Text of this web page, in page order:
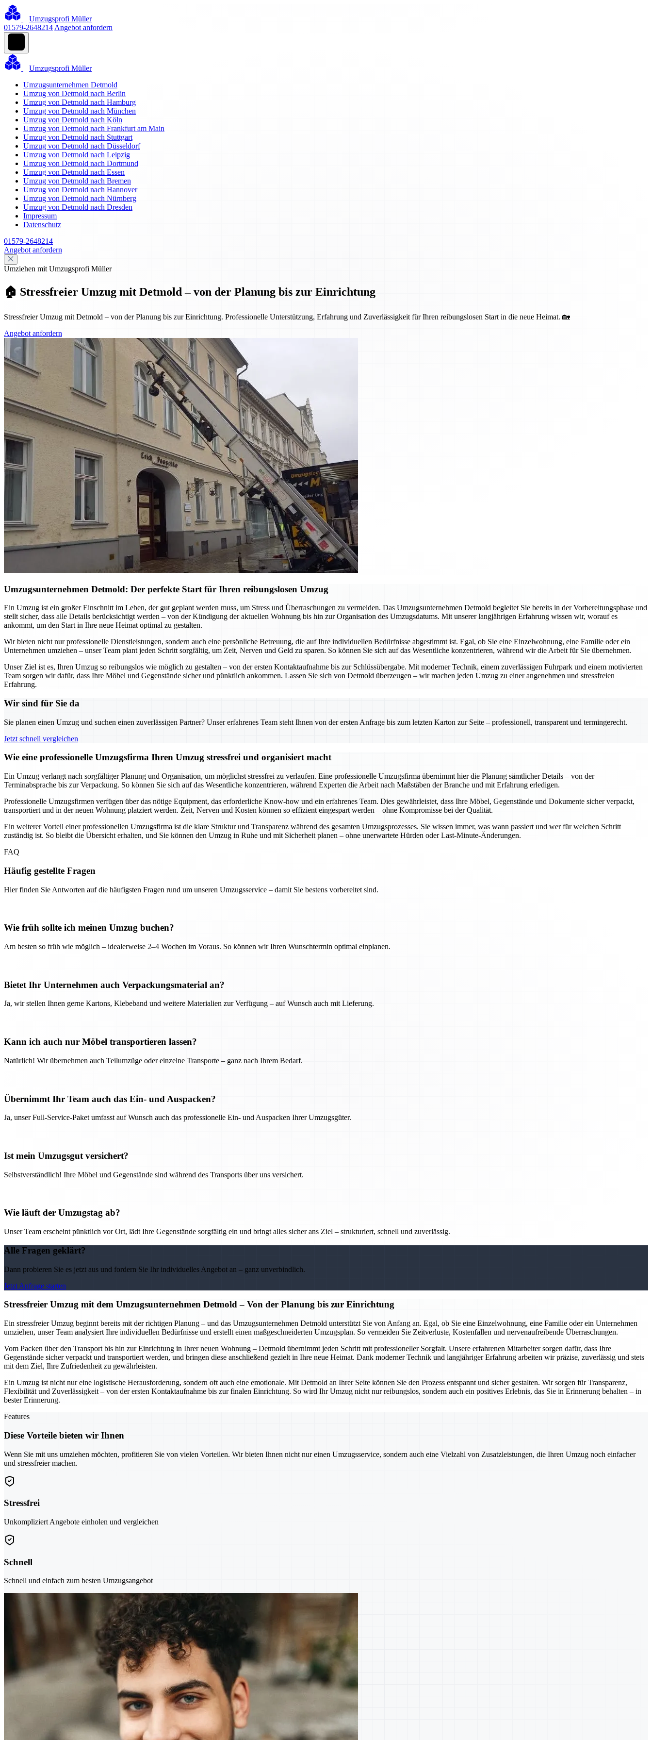
Umzugsprofi Müller
01579-2648214 Angebot anfordern
Umzugsprofi Müller
Umzugsunternehmen Detmold
Umzug von Detmold nach Berlin
Umzug von Detmold nach Hamburg
Umzug von Detmold nach München
Umzug von Detmold nach Köln
Umzug von Detmold nach Frankfurt am Main
Umzug von Detmold nach Stuttgart
Umzug von Detmold nach Düsseldorf
Umzug von Detmold nach Leipzig
Umzug von Detmold nach Dortmund
Umzug von Detmold nach Essen
Umzug von Detmold nach Bremen
Umzug von Detmold nach Hannover
Umzug von Detmold nach Nürnberg
Umzug von Detmold nach Dresden
Impressum
Datenschutz
01579-2648214
Angebot anfordern
Umziehen mit Umzugsprofi Müller
🏠 Stressfreier Umzug mit Detmold – von der Planung bis zur Einrichtung
Stressfreier Umzug mit Detmold – von der Planung bis zur Einrichtung. Professionelle Unterstützung, Erfahrung und Zuverlässigkeit für Ihren reibungslosen Start in die neue Heimat. 🏡
Angebot anfordern
Umzugsunternehmen Detmold: Der perfekte Start für Ihren reibungslosen Umzug
Ein Umzug ist ein großer Einschnitt im Leben, der gut geplant werden muss, um Stress und Überraschungen zu vermeiden. Das Umzugsunternehmen Detmold begleitet Sie bereits in der Vorbereitungsphase und
stellt sicher, dass alle Details berücksichtigt werden – von der Kündigung der aktuellen Wohnung bis hin zur Organisation des Umzugsdatums. Mit unserer langjährigen Erfahrung wissen wir, worauf es
ankommt, um den Start in Ihre neue Heimat optimal zu gestalten.
Wir bieten nicht nur professionelle Dienstleistungen, sondern auch eine persönliche Betreuung, die auf Ihre individuellen Bedürfnisse abgestimmt ist. Egal, ob Sie eine Einzelwohnung, eine Familie oder ein
Unternehmen umziehen – unser Team plant jeden Schritt sorgfältig, um Zeit, Nerven und Geld zu sparen. So können Sie sich auf das Wesentliche konzentrieren, während wir die Arbeit für Sie übernehmen.
Unser Ziel ist es, Ihren Umzug so reibungslos wie möglich zu gestalten – von der ersten Kontaktaufnahme bis zur Schlüssübergabe. Mit moderner Technik, einem zuverlässigen Fuhrpark und einem motivierten
Team sorgen wir dafür, dass Ihre Möbel und Gegenstände sicher und pünktlich ankommen. Lassen Sie sich von Detmold überzeugen – wir machen jeden Umzug zu einer angenehmen und stressfreien
Erfahrung.
Wir sind für Sie da
Sie planen einen Umzug und suchen einen zuverlässigen Partner? Unser erfahrenes Team steht Ihnen von der ersten Anfrage bis zum letzten Karton zur Seite – professionell, transparent und termingerecht.
Jetzt schnell vergleichen
Wie eine professionelle Umzugsfirma Ihren Umzug stressfrei und organisiert macht
Ein Umzug verlangt nach sorgfältiger Planung und Organisation, um möglichst stressfrei zu verlaufen. Eine professionelle Umzugsfirma übernimmt hier die Planung sämtlicher Details – von der
Terminabsprache bis zur Verpackung. So können Sie sich auf das Wesentliche konzentrieren, während Experten die Arbeit nach Maßstäben der Branche und mit Erfahrung erledigen.
Professionelle Umzugsfirmen verfügen über das nötige Equipment, das erforderliche Know-how und ein erfahrenes Team. Dies gewährleistet, dass Ihre Möbel, Gegenstände und Dokumente sicher verpackt,
transportiert und in der neuen Wohnung platziert werden. Zeit, Nerven und Kosten können so effizient eingespart werden – ohne Kompromisse bei der Qualität.
Ein weiterer Vorteil einer professionellen Umzugsfirma ist die klare Struktur und Transparenz während des gesamten Umzugsprozesses. Sie wissen immer, was wann passiert und wer für welchen Schritt
zuständig ist. So bleibt die Übersicht erhalten, und Sie können den Umzug in Ruhe und mit Sicherheit planen – ohne unerwartete Hürden oder Last-Minute-Änderungen.
FAQ
Häufig gestellte Fragen
Hier finden Sie Antworten auf die häufigsten Fragen rund um unseren Umzugsservice – damit Sie bestens vorbereitet sind.
Wie früh sollte ich meinen Umzug buchen?
Am besten so früh wie möglich – idealerweise 2–4 Wochen im Voraus. So können wir Ihren Wunschtermin optimal einplanen.
Bietet Ihr Unternehmen auch Verpackungsmaterial an?
Ja, wir stellen Ihnen gerne Kartons, Klebeband und weitere Materialien zur Verfügung – auf Wunsch auch mit Lieferung.
Kann ich auch nur Möbel transportieren lassen?
Natürlich! Wir übernehmen auch Teilumzüge oder einzelne Transporte – ganz nach Ihrem Bedarf.
Übernimmt Ihr Team auch das Ein- und Auspacken?
Ja, unser Full-Service-Paket umfasst auf Wunsch auch das professionelle Ein- und Auspacken Ihrer Umzugsgüter.
Ist mein Umzugsgut versichert?
Selbstverständlich! Ihre Möbel und Gegenstände sind während des Transports über uns versichert.
Wie läuft der Umzugstag ab?
Unser Team erscheint pünktlich vor Ort, lädt Ihre Gegenstände sorgfältig ein und bringt alles sicher ans Ziel – strukturiert, schnell und zuverlässig.
Alle Fragen geklärt?
Dann probieren Sie es jetzt aus und fordern Sie Ihr individuelles Angebot an – ganz unverbindlich.
Jetzt Anfrage starten
Stressfreier Umzug mit dem Umzugsunternehmen Detmold – Von der Planung bis zur Einrichtung
Ein stressfreier Umzug beginnt bereits mit der richtigen Planung – und das Umzugsunternehmen Detmold unterstützt Sie von Anfang an. Egal, ob Sie eine Einzelwohnung, eine Familie oder ein Unternehmen
umziehen, unser Team analysiert Ihre individuellen Bedürfnisse und erstellt einen maßgeschneiderten Umzugsplan. So vermeiden Sie Zeitverluste, Kostenfallen und nervenaufreibende Überraschungen.
Vom Packen über den Transport bis hin zur Einrichtung in Ihrer neuen Wohnung – Detmold übernimmt jeden Schritt mit professioneller Sorgfalt. Unsere erfahrenen Mitarbeiter sorgen dafür, dass Ihre
Gegenstände sicher verpackt und transportiert werden, und bringen diese anschließend gezielt in Ihre neue Heimat. Dank moderner Technik und langjähriger Erfahrung arbeiten wir präzise, zuverlässig und stets
mit dem Ziel, Ihre Zufriedenheit zu gewährleisten.
Ein Umzug ist nicht nur eine logistische Herausforderung, sondern oft auch eine emotionale. Mit Detmold an Ihrer Seite können Sie den Prozess entspannt und sicher gestalten. Wir sorgen für Transparenz,
Flexibilität und Zuverlässigkeit – von der ersten Kontaktaufnahme bis zur finalen Einrichtung. So wird Ihr Umzug nicht nur reibungslos, sondern auch ein positives Erlebnis, das Sie in Erinnerung behalten – in
bester Erinnerung.
Features
Diese Vorteile bieten wir Ihnen
Wenn Sie mit uns umziehen möchten, profitieren Sie von vielen Vorteilen. Wir bieten Ihnen nicht nur einen Umzugsservice, sondern auch eine Vielzahl von Zusatzleistungen, die Ihren Umzug noch einfacher
und stressfreier machen.
Stressfrei
Unkompliziert Angebote einholen und vergleichen
Schnell
Schnell und einfach zum besten Umzugsangebot